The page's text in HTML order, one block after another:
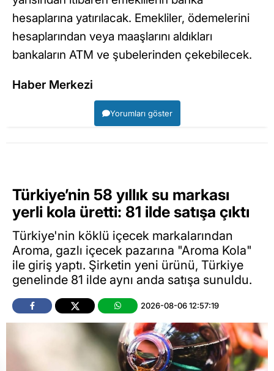
hesaplarına yatırılacak. Emekliler, ödemelerini
hesaplarından veya maaşlarını aldıkları
bankaların ATM ve şubelerinden çekebilecek.
Haber Merkezi
Yorumları göster
Türkiye’nin 58 yıllık su markası
yerli kola üretti: 81 ilde satışa çıktı
Türkiye'nin köklü içecek markalarından
Aroma, gazlı içecek pazarına "Aroma Kola"
ile giriş yaptı. Şirketin yeni ürünü, Türkiye
genelinde 81 ilde aynı anda satışa sunuldu.
2026-08-06 12:57:19